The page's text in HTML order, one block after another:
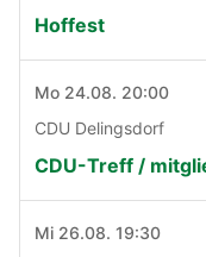
Hoffest
Mo 24.08. 20:00
CDU Delingsdorf
CDU-Treff /
Mi 26.08. 19:30